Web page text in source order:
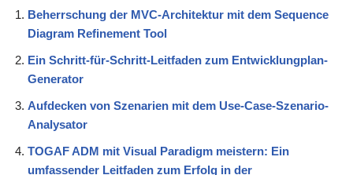
Beherrschung der MVC-Architektur mit dem Sequence
Diagram Refinement Tool
Ein Schritt-für-Schritt-Leitfaden zum Entwicklungplan-
Generator
Aufdecken von Szenarien mit dem Use-Case-Szenario-
Analysator
TOGAF ADM mit Visual Paradigm meistern: Ein
umfassender Leitfaden zum Erfolg in der